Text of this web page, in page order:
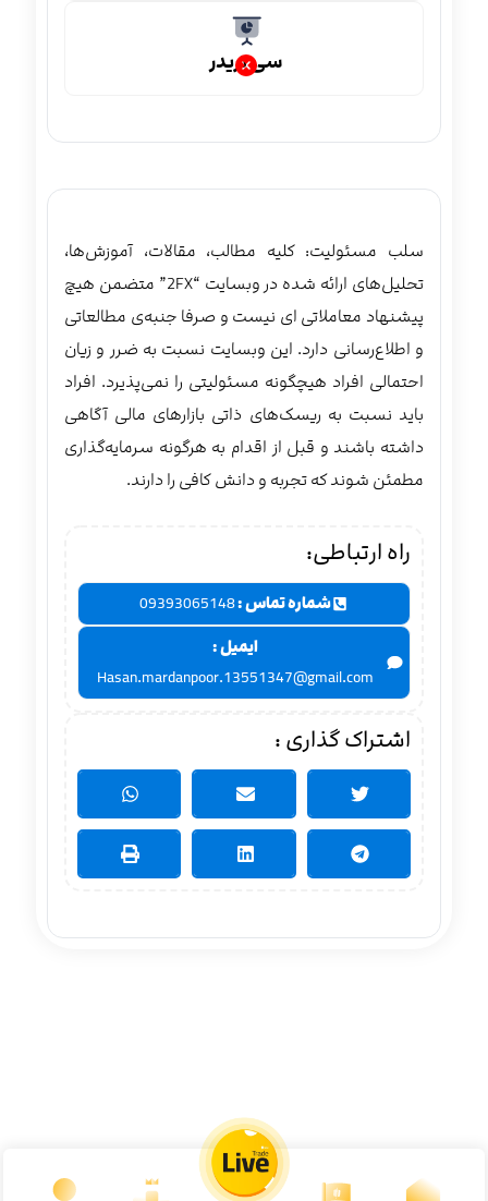
سی تریدر
سلب مسئولیت: کلیه مطالب، مقالات، آموزش‌ها،
تحلیل‌های ارائه شده در وبسایت “2FX” متضمن هیچ
پیشنهاد معاملاتی ‌ای نیست و صرفا جنبه‌ی مطالعاتی
و اطلاع‌رسانی دارد. این وبسایت نسبت به ضرر و زیان
احتمالی افراد هیچگونه مسئولیتی را نمی‌پذیرد. افراد
باید نسبت به ریسک‌های ذاتی بازارهای مالی آگاهی
داشته باشند و قبل از اقدام به هرگونه سرمایه‌گذاری
مطمئن شوند که تجربه و دانش کافی را دارند.
اشتراک گذاری :
راه ارتباطی:
شماره تماس :09393065148
ایمیل :
Hasan.mardanpoor.13551347@gmail.com